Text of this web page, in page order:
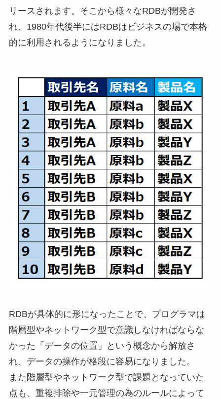
リースされます。そこから様々なRDBが開発さ
れ、1980年代後半にはRDBはビジネスの場で本格
的に利用されるようになりました。
RDBが具体的に形になったことで、プログラマは
階層型やネットワーク型で意識しなければならな
かった「データの位置」という概念から解放さ
れ、データの操作が格段に容易になりました。
また階層型やネットワーク型で課題となっていた
点も、重複排除や一元管理の為のルールによって